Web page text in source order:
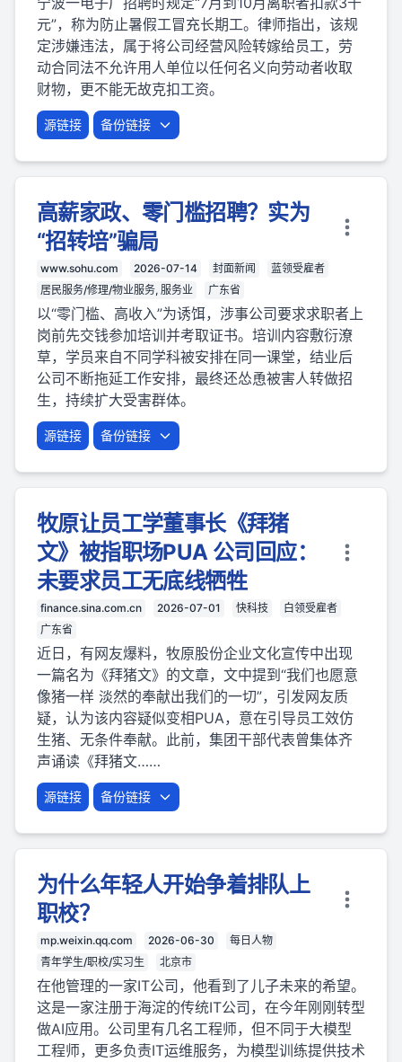
元”，称为防止暑假工冒充长期工。律师指出，该规
定涉嫌违法，属于将公司经营风险转嫁给员工，劳
动合同法不允许用人单位以任何名义向劳动者收取
财物，更不能无故克扣工资。
源链接 备份链接
高薪家政、零门槛招聘？实为
“招转培”骗局
www.sohu.com 2026-07-14 封面新闻
蓝领受雇者
居民服务/修理/物业服务, 服务业
广东省
以“零门槛、高收入”为诱饵，涉事公司要求求职者上
岗前先交钱参加培训并考取证书。培训内容敷衍潦
草，学员来自不同学科被安排在同一课堂，结业后
公司不断拖延工作安排，最终还怂恿被害人转做招
生，持续扩大受害群体。
源链接 备份链接
牧原让员工学董事长《拜猪
文》被指职场PUA 公司回应：
未要求员工无底线牺牲
finance.sina.com.cn 2026-07-01 快科技
白领受雇者
广东省
近日，有网友爆料，牧原股份企业文化宣传中出现
一篇名为《拜猪文》的文章，文中提到“我们也愿意
像猪一样 淡然的奉献出我们的一切”，引发网友质
疑，认为该内容疑似变相PUA，意在引导员工效仿
生猪、无条件奉献。此前，集团干部代表曾集体齐
声诵读《拜猪文……
源链接 备份链接
为什么年轻人开始争着排队上
职校？
mp.weixin.qq.com 2026-06-30
每日人物
青年学生/职校/实习生
北京市
在他管理的一家IT公司，他看到了儿子未来的希望。
这是一家注册于海淀的传统IT公司，在今年刚刚转型
做AI应用。公司里有几名工程师，但不同于大模型
工程师，更多负责IT运维服务，为模型训练提供技术